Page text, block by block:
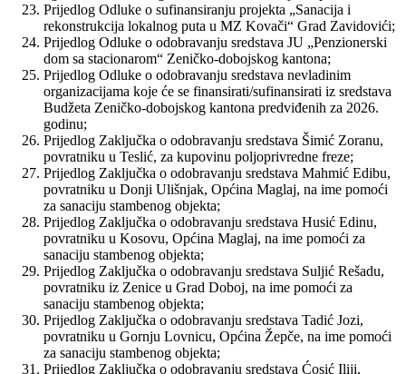
Prijedlog Odluke o sufinansiranju projekta „Sanacija i
rekonstrukcija lokalnog puta u MZ Kovači“ Grad Zavidovići;
Prijedlog Odluke o odobravanju sredstava JU „Penzionerski
dom sa stacionarom“ Zeničko-dobojskog kantona;
Prijedlog Odluke o odobravanju sredstava nevladinim
organizacijama koje će se finansirati/sufinansirati iz sredstava
Budžeta Zeničko-dobojskog kantona predviđenih za 2026.
godinu;
Prijedlog Zaključka o odobravanju sredstava Šimić Zoranu,
povratniku u Teslić, za kupovinu poljoprivredne freze;
Prijedlog Zaključka o odobravanju sredstava Mahmić Edibu,
povratniku u Donji Ulišnjak, Općina Maglaj, na ime pomoći
za sanaciju stambenog objekta;
Prijedlog Zaključka o odobravanju sredstava Husić Edinu,
povratniku u Kosovu, Općina Maglaj, na ime pomoći za
sanaciju stambenog objekta;
Prijedlog Zaključka o odobravanju sredstava Suljić Rešadu,
povratniku iz Zenice u Grad Doboj, na ime pomoći za
sanaciju stambenog objekta;
Prijedlog Zaključka o odobravanju sredstava Tadić Jozi,
povratniku u Gornju Lovnicu, Općina Žepče, na ime pomoći
za sanaciju stambenog objekta;
Prijedlog Zaključka o odobravanju sredstava Ćosić Iliji,